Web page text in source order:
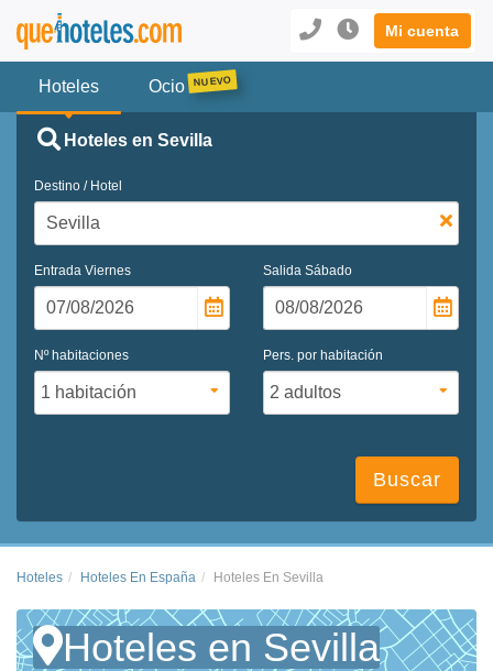
Mi cuenta
Hoteles Ocio
Hoteles en Sevilla
Destino / Hotel
Entrada Viernes Salida Sábado
Nº habitaciones Pers. por habitación
Buscar
Hoteles Hoteles En España Hoteles En Sevilla
Hoteles en Sevilla